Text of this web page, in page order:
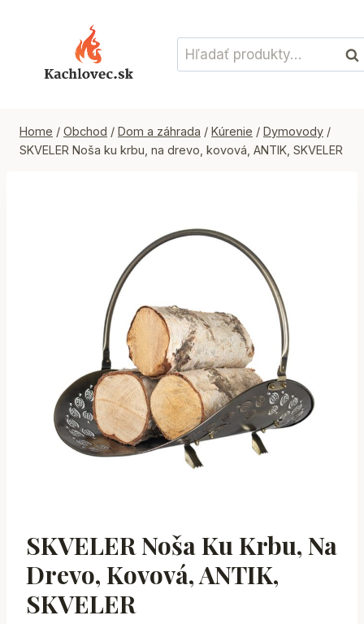
Hľadať:
Home / Obchod / Dom a záhrada / Kúrenie / Dymovody /
SKVELER Noša ku krbu, na drevo, kovová, ANTIK, SKVELER
SKVELER Noša Ku Krbu, Na
Drevo, Kovová, ANTIK,
SKVELER